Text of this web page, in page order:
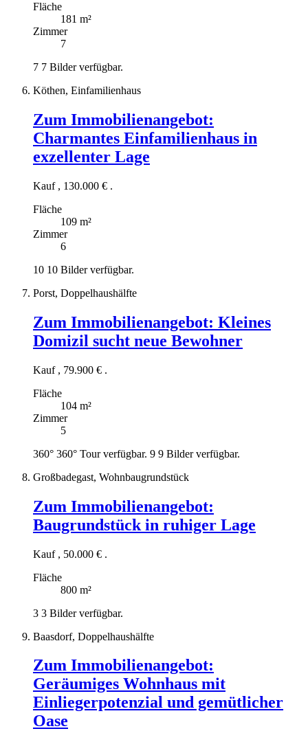
Fläche
181 m²
Zimmer
7
7 7 Bilder verfügbar.
Köthen, Einfamilienhaus
Zum Immobilienangebot:
Charmantes Einfamilienhaus in
exzellenter Lage
Kauf , 130.000 € .
Fläche
109 m²
Zimmer
6
10 10 Bilder verfügbar.
Porst, Doppelhaushälfte
Zum Immobilienangebot: Kleines
Domizil sucht neue Bewohner
Kauf , 79.900 € .
Fläche
104 m²
Zimmer
5
360° 360° Tour verfügbar. 9 9 Bilder verfügbar.
Großbadegast, Wohnbaugrundstück
Zum Immobilienangebot:
Baugrundstück in ruhiger Lage
Kauf , 50.000 € .
Fläche
800 m²
3 3 Bilder verfügbar.
Baasdorf, Doppelhaushälfte
Zum Immobilienangebot:
Geräumiges Wohnhaus mit
Einliegerpotenzial und gemütlicher
Oase